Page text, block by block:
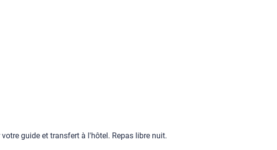
votre guide et transfert à l'hôtel. Repas libre nuit.